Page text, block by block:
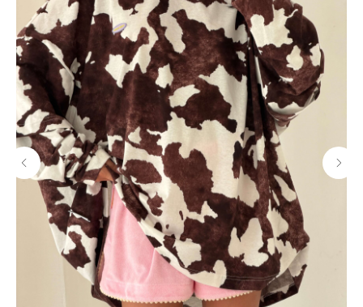
Потрогать, примерить,
ВЛЮБИТЬСЯ И КУПИТЬ
наш бренд вы можете по адресу